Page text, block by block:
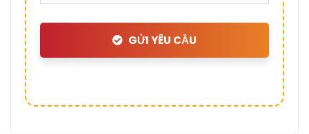
GỬI YÊU CẦU